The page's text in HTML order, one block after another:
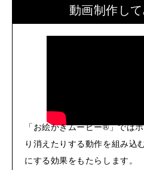
動画制作し
「お絵かきムービー®」では
り消えたりする動作を組み込
にする効果をもたらします。